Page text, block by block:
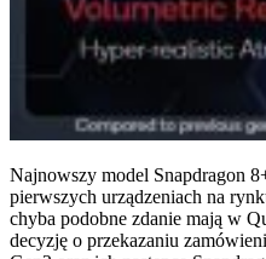
Najnowszy model Snapdragon
pierwszych urządzeniach na
chyba podobne zdanie mają w
decyzję o przekazaniu